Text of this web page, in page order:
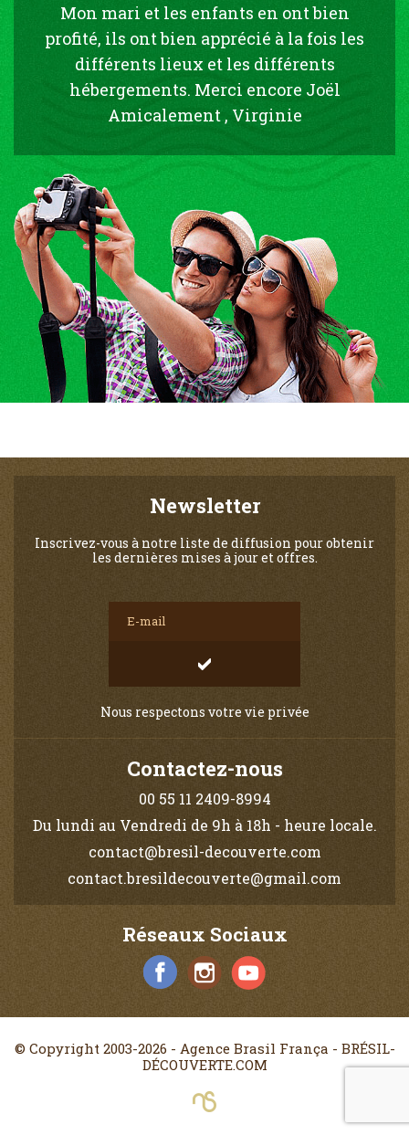
Mon mari et les enfants en ont bien
profité, ils ont bien apprécié à la fois les
différents lieux et les différents
hébergements. Merci encore Joël
Amicalement , Virginie
Newsletter
Inscrivez-vous à notre liste de diffusion pour obtenir
les dernières mises à jour et offres.
Nous respectons votre vie privée
Contactez-nous
00 55 11 2409-8994
Du lundi au Vendredi de 9h à 18h - heure locale.
contact@bresil-decouverte.com
contact.bresildecouverte@gmail.com
Réseaux Sociaux
© Copyright 2003-2026 - Agence Brasil França - BRÉSIL-
DÉCOUVERTE.COM